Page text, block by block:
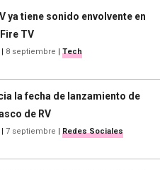
ya tiene sonido envolvente en
TV
| 8 septiembre | Tech
la fecha de lanzamiento de
de RV
| 7 septiembre | Redes Sociales